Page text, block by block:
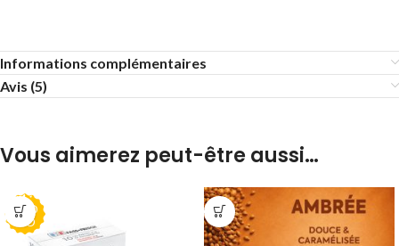
Informations complémentaires
Avis (5)
Vous aimerez peut-être aussi…
PRO
MO